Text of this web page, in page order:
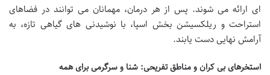
ای ارائه می شوند. پس از هر درمان، مهمانان می توانند در فضاهای
استراحت و ریلکسیشن بخش اسپا، با نوشیدنی های گیاهی تازه، به
آرامش نهایی دست یابند.
استخرهای بی کران و مناطق تفریحی: شنا و سرگرمی برای همه